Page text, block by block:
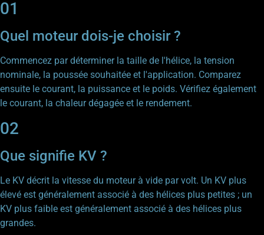
01
Quel moteur dois-je choisir ?
Commencez par déterminer la taille de l'hélice, la tension
nominale, la poussée souhaitée et l'application. Comparez
ensuite le courant, la puissance et le poids. Vérifiez également
le courant, la chaleur dégagée et le rendement.
02
Que signifie KV ?
Le KV décrit la vitesse du moteur à vide par volt. Un KV plus
élevé est généralement associé à des hélices plus petites ; un
KV plus faible est généralement associé à des hélices plus
grandes.